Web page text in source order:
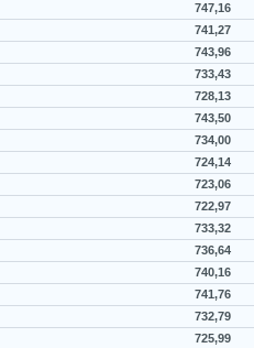
747,16
741,27
743,96
733,43
728,13
743,50
734,00
724,14
723,06
722,97
733,32
736,64
740,16
741,76
732,79
725,99